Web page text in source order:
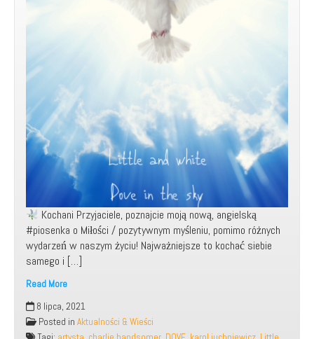
Kochani Przyjaciele, poznajcie moją nową, angielską
#piosenka o Miłości / pozytywnym myśleniu, pomimo różnych
wydarzeń w naszym życiu! Najważniejsze to kochać siebie
samego i […]
Read More
Moja
nowa,
autorska
8 lipca, 2021
Posted in Aktualności & Wieści